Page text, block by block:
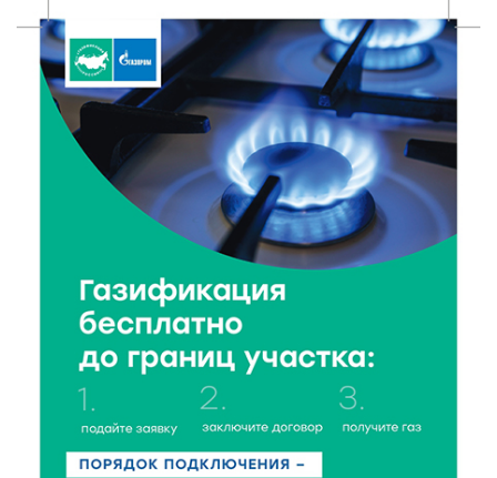
День рождения Светофора: в детском саду № 6
прошел необычный урок безопасности
6 Авг 2026 16:41 471
В Твери пройдёт дополнительный день приёма в
колледжи
281
Исследование: ежемесячная смена категорий
кешбэка создает волны спроса
6 Авг 2026 16:28 432
Тверские «Романтики» покорили Витебск своей
хореографией